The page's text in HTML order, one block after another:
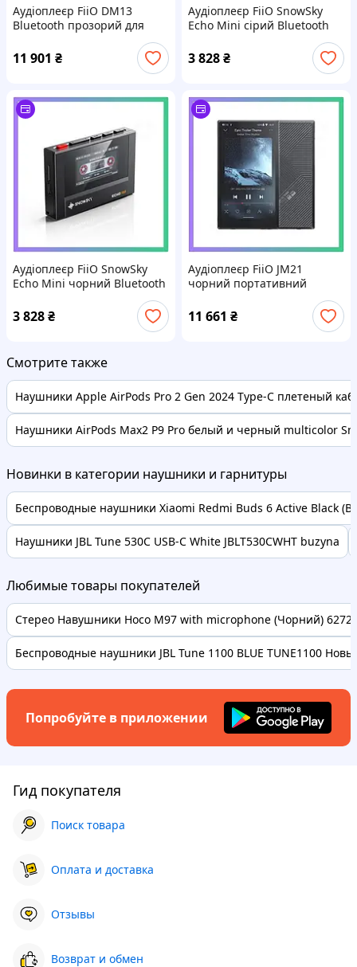
Аудіоплеєр FiiO DM13
Bluetooth прозорий для
11 901 ₴
Аудіоплеєр FiiO SnowSky
Echo Mini сірий Bluetooth
пам'яттю 8Гб_PR
3 828₴
Аудіоплеєр FiiO SnowSky
Echo Mini чорний Bluetooth
5.3 портативний музичний
плеєр_PR
3 828₴
Аудіоплеєр FiiO JM21
чорний портативний
прослуховування музики_PR
11 661 ₴
Смотрите также
Наушники Apple AirPods Pro 2 Gen 2024 Type-C плетеный
Наушники AirPods Max2 P9 Pro белый и черный multicolor
Новинки в категории наушники и гарнитуры
Беспроводные наушники Xiaomi Redmi Buds 6 Active Black
Наушники JBL Tune 530C USB-C White JBLT530CWHT buzyna
Любимые товары покупателей
Стерео Навушники Hoco M97 with microphone (Чорний)
Беспроводные наушники JBL Tune 1100 BLUE TUNE1100
Попробуйте в приложении
Гид покупателя
Поиск товара
Оплата и доставка
Отзывы
Возврат и обмен